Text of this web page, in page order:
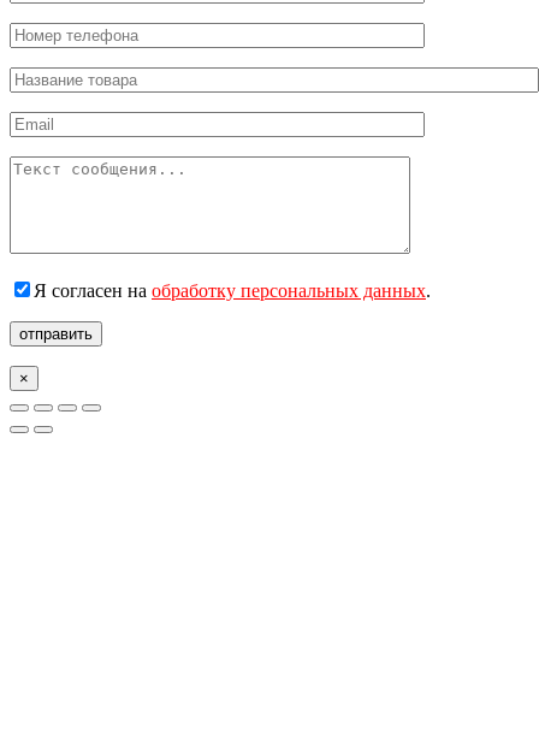
Я согласен на обработку персональных данных.
отправить
×